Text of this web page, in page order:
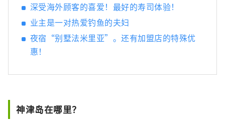
深受海外顾客的喜爱！最好的寿司体验！
业主是一对热爱钓鱼的夫妇
夜宿“别墅法米里亚”。还有加盟店的特殊优
惠！
神津岛在哪里？